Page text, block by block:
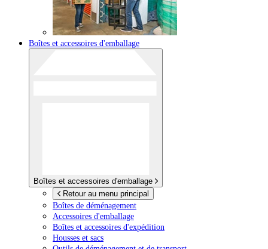
Boîtes et accessoires d'emballage
Boîtes et accessoires d'emballage
Retour au menu principal
Boîtes de déménagement
Accessoires d'emballage
Boîtes et accessoires d'expédition
Housses et sacs